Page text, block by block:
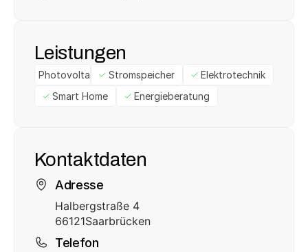
Leistungen
Photovoltaik Stromspeicher
Elektrotechnik
Smart Home
Energieberatung
Kontaktdaten
Adresse
Halbergstraße 4
66121Saarbrücken
Telefon